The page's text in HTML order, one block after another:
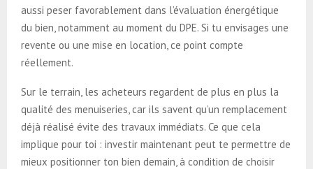
aussi peser favorablement dans l’évaluation énergétique
du bien, notamment au moment du DPE. Si tu envisages une
revente ou une mise en location, ce point compte
réellement.
Sur le terrain, les acheteurs regardent de plus en plus la
qualité des menuiseries, car ils savent qu’un remplacement
déjà réalisé évite des travaux immédiats. Ce que cela
implique pour toi : investir maintenant peut te permettre de
mieux positionner ton bien demain, à condition de choisir